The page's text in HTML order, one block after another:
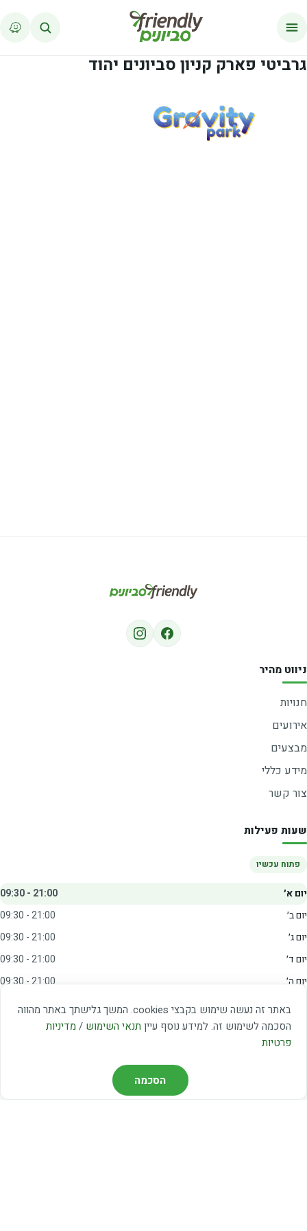
באתר זה נעשה שימוש בקבצי cookies. המשך גלישתך באתר מהווה
הסכמה לשימוש זה. למידע נוסף עיין תנאי השימוש / מדיניות
פרטיות
הסכמה
גרביטי פארק קניון סביונים יהוד
ניווט מהיר
חנויות
אירועים
מבצעים
מידע כללי
צור קשר
שעות פעילות
פתוח עכשיו
יום א׳
09:30 - 21:00
יום ב׳
09:30 - 21:00
יום ג׳
09:30 - 21:00
יום ד׳
09:30 - 21:00
יום ה׳
09:30 - 21:00
09:00 - 15:00
שבת
20:00 - 23:00